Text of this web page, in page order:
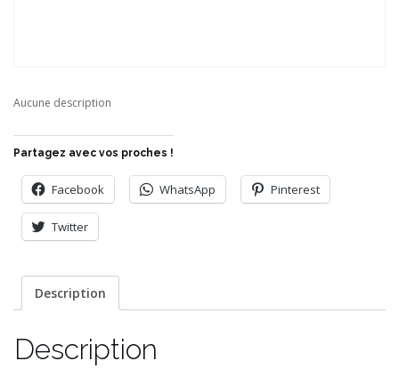
Aucune description
Partagez avec vos proches !
Facebook WhatsApp Pinterest
Twitter
Description
Description